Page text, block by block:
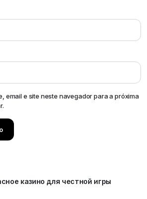
email e site neste navegador para a próxima
казино для честной игры